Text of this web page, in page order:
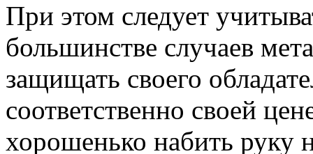
При этом следует
большинстве случаев
защищать своего
соответственно своей
хорошенько набить руку